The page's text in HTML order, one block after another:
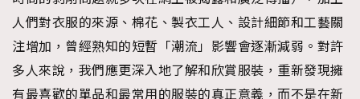
人們對衣服的來源、棉花、製衣工人、設計細節和工藝關
注增加，曾經熟知的短暫「潮流」影響會逐漸減弱。對許
多人來說，我們應更深入地了解和欣賞服裝，重新發現擁
有最喜歡的單品和最常用的服裝的真正意義，而不是在新